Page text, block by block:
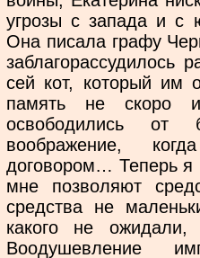
угрозы с запада и с
Она писала графу
заблагорассудилось
сей кот, который им
память не скоро
освободились от
воображение,
договором… Теперь я
мне позволяют
средства не
какого не
Воодушевление